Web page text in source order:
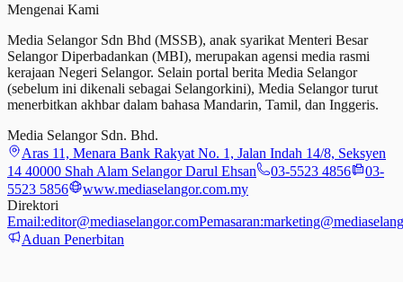
Mengenai Kami
Media Selangor Sdn Bhd (MSSB), anak syarikat Menteri Besar
Selangor Diperbadankan (MBI), merupakan agensi media rasmi
kerajaan Negeri Selangor. Selain portal berita Media Selangor
(sebelum ini dikenali sebagai Selangorkini), Media Selangor turut
menerbitkan akhbar dalam bahasa Mandarin, Tamil, dan Inggeris.
Media Selangor Sdn. Bhd.
Aras 11, Menara Bank Rakyat No. 1, Jalan Indah 14/8, Seksyen
14 40000 Shah Alam Selangor Darul Ehsan
03-5523 4856
03-
5523 5856
www.mediaselangor.com.my
Direktori
Email:editor@mediaselangor.comPemasaran:
Aduan Penerbitan